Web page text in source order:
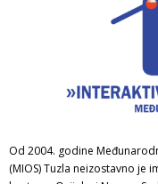
Od 2004. godine
(MIOS) Tuzla neizostavno je